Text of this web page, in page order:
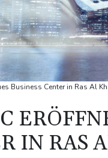
Business Center in Ras Al
IN RAS